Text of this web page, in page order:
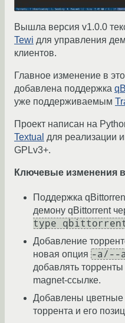
Вышла версия v1.0.0
Tewi для управления
клиентов.
Главное изменение в
добавлена поддержка
уже поддерживаемым
Проект написан на
Textual для реализации
GPLv3+.
Ключевые изменения
Поддержка
демону qBittorrent
type
Добавление
новая опция -a/--
добавлять
magnet-ссылке.
Добавлены цветные
торрента и его